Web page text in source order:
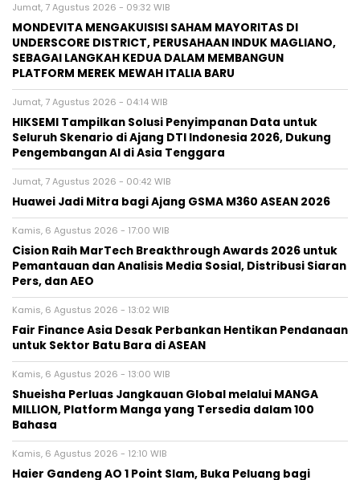
Jumat, 7 Agustus 2026 - 09:32 WIB
MONDEVITA MENGAKUISISI SAHAM MAYORITAS DI
UNDERSCORE DISTRICT, PERUSAHAAN INDUK MAGLIANO,
SEBAGAI LANGKAH KEDUA DALAM MEMBANGUN
PLATFORM MEREK MEWAH ITALIA BARU
Jumat, 7 Agustus 2026 - 04:14 WIB
HIKSEMI Tampilkan Solusi Penyimpanan Data untuk
Seluruh Skenario di Ajang DTI Indonesia 2026, Dukung
Pengembangan AI di Asia Tenggara
Jumat, 7 Agustus 2026 - 00:42 WIB
Huawei Jadi Mitra bagi Ajang GSMA M360 ASEAN 2026
Kamis, 6 Agustus 2026 - 17:00 WIB
Cision Raih MarTech Breakthrough Awards 2026 untuk
Pemantauan dan Analisis Media Sosial, Distribusi Siaran
Pers, dan AEO
Kamis, 6 Agustus 2026 - 13:02 WIB
Fair Finance Asia Desak Perbankan Hentikan Pendanaan
untuk Sektor Batu Bara di ASEAN
Kamis, 6 Agustus 2026 - 13:00 WIB
Shueisha Perluas Jangkauan Global melalui MANGA
MILLION, Platform Manga yang Tersedia dalam 100
Bahasa
Kamis, 6 Agustus 2026 - 12:10 WIB
Haier Gandeng AO 1 Point Slam, Buka Peluang bagi